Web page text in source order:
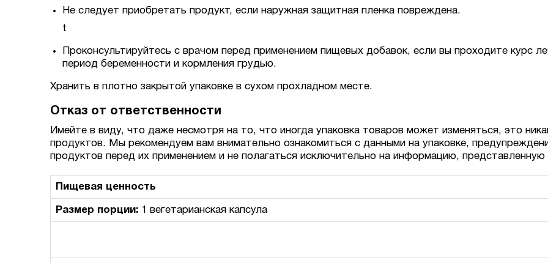
Не следует приобретать продукт, если наружная защитная пленка повреждена.
t
Проконсультируйтесь с врачом перед применением пищевых добавок, если вы проходите курс
период беременности и кормления грудью.
Хранить в плотно закрытой упаковке в сухом прохладном месте.
Отказ от ответственности
Имейте в виду, что даже несмотря на то, что иногда упаковка товаров может изменяться, это
продуктов. Мы рекомендуем вам внимательно ознакомиться с данными на упаковке,
продуктов перед их применением и не полагаться исключительно на информацию, представленную
Пищевая ценность
Размер порции: 1 вегетарианская капсула